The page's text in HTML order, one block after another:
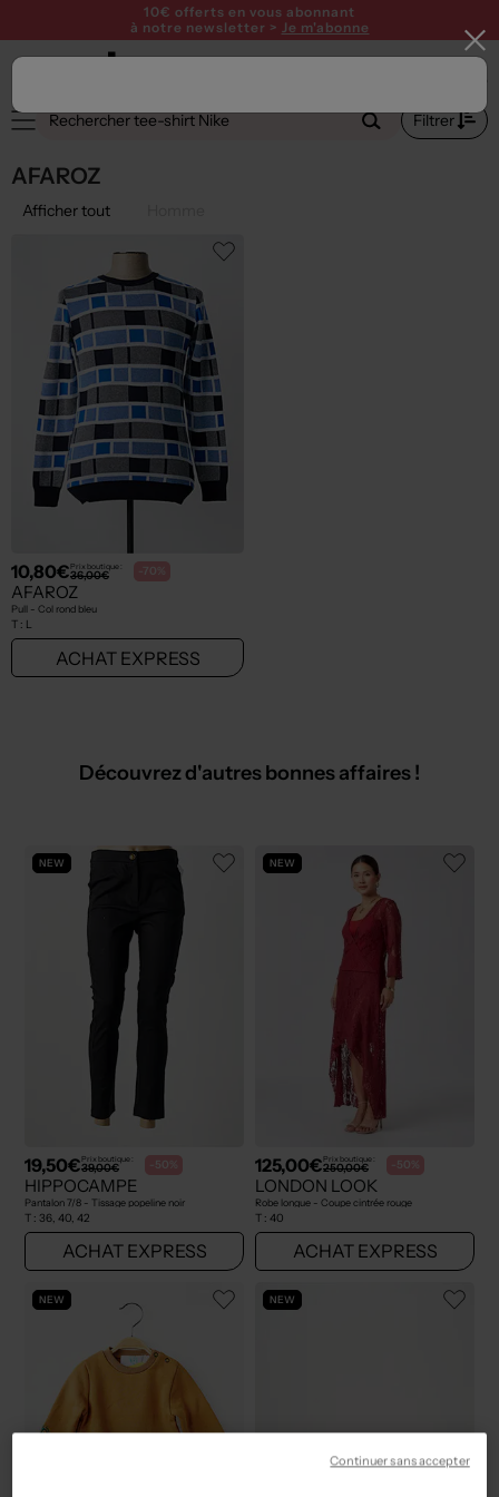
10€ offerts en vous abonnant
à notre newsletter > Je m'abonne
Filtrer
AFAROZ
Afficher tout
10,80€Prix boutique :
36,00€ -70%
AFAROZ
Pull - Col rond bleu
T : L
ACHAT EXPRESS
Découvrez d'autres bonnes affaires !
NEW
19,50€Prix boutique :
39,00€ -50%
HIPPOCAMPE
Pantalon 7/8 - Tissage popeline noir
T : 36, 40, 42
ACHAT EXPRESS
NEW
125,00€Prix boutique :
250,00€ -50%
LONDON LOOK
Robe longue - Coupe cintrée rouge
T : 40
ACHAT EXPRESS
NEW NEW
Continuer sans accepter